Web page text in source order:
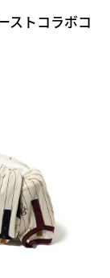
ストコラボコ